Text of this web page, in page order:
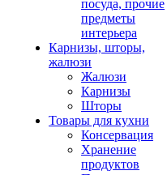
посуда, прочие
предметы
интерьера
Карнизы, шторы,
жалюзи
Жалюзи
Карнизы
Шторы
Товары для кухни
Консервация
Хранение
продуктов